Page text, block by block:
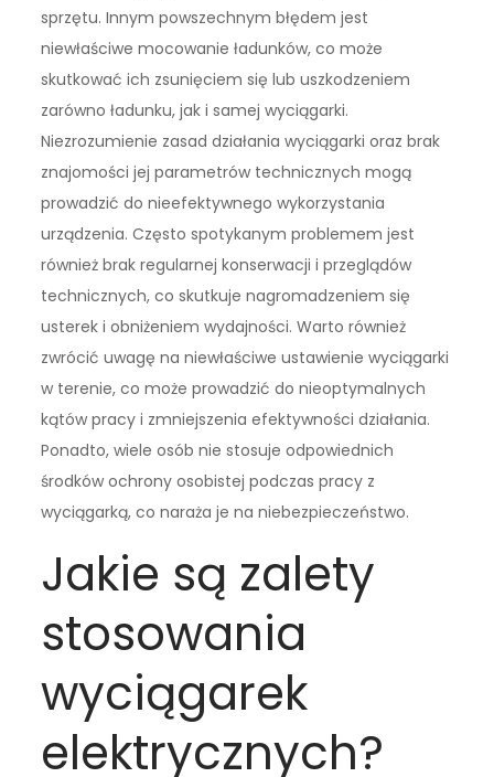
sprzętu. Innym powszechnym błędem jest
niewłaściwe mocowanie ładunków, co może
skutkować ich zsunięciem się lub uszkodzeniem
zarówno ładunku, jak i samej wyciągarki.
Niezrozumienie zasad działania wyciągarki oraz brak
znajomości jej parametrów technicznych mogą
prowadzić do nieefektywnego wykorzystania
urządzenia. Często spotykanym problemem jest
również brak regularnej konserwacji i przeglądów
technicznych, co skutkuje nagromadzeniem się
usterek i obniżeniem wydajności. Warto również
zwrócić uwagę na niewłaściwe ustawienie wyciągarki
w terenie, co może prowadzić do nieoptymalnych
kątów pracy i zmniejszenia efektywności działania.
Ponadto, wiele osób nie stosuje odpowiednich
środków ochrony osobistej podczas pracy z
wyciągarką, co naraża je na niebezpieczeństwo.
Jakie są zalety
stosowania
wyciągarek
elektrycznych?